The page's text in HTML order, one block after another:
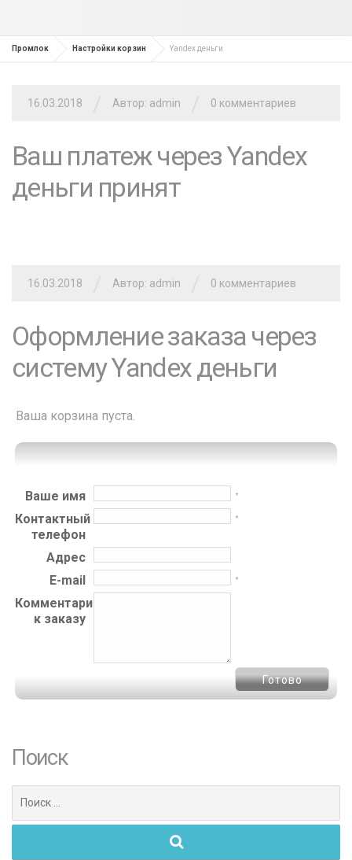
Промлок Настройки корзин Yandex деньги
16.03.2018 Автор: admin 0 комментариев
Ваш платеж через Yandex
деньги принят
16.03.2018 Автор: admin 0 комментариев
Оформление заказа через
систему Yandex деньги
Ваша корзина пуста.
Ваше имя *
Контактный
телефон
*
Адрес
E-mail
*
Комментарий
к заказу
Поиск